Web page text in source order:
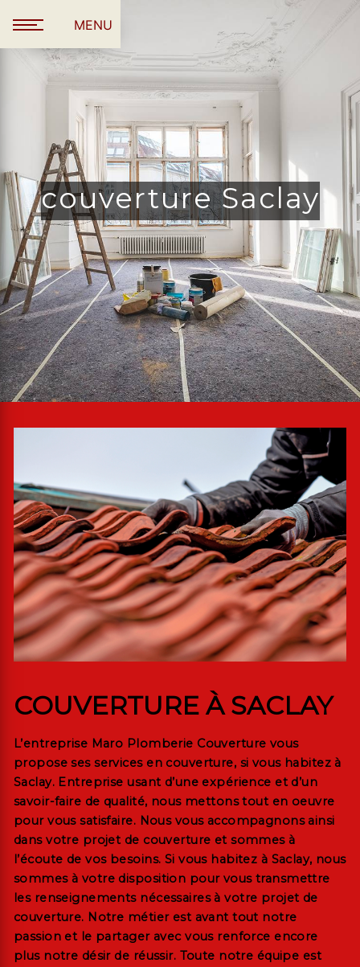
MENU
couverture Saclay
COUVERTURE À SACLAY
L’entreprise Maro Plomberie Couverture vous
propose ses services en couverture, si vous habitez à
Saclay. Entreprise usant d’une expérience et d’un
savoir-faire de qualité, nous mettons tout en oeuvre
pour vous satisfaire. Nous vous accompagnons ainsi
dans votre projet de couverture et sommes à
l’écoute de vos besoins. Si vous habitez à Saclay, nous
sommes à votre disposition pour vous transmettre
les renseignements nécessaires à votre projet de
couverture. Notre métier est avant tout notre
passion et le partager avec vous renforce encore
plus notre désir de réussir. Toute notre équipe est